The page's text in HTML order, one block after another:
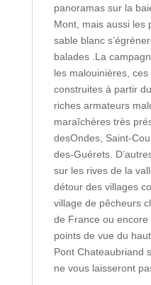
panoramas sur la
Mont, mais aussi les
sable blanc
balades .La
les malouinières,
construites à partir
riches armateurs
maraîchères très
desOndes, Saint-
des-Guérets.
sur les rives de la
détour des villages
village de pêcheurs
de France ou
points de vue du
Pont Chateaubriand
ne vous laisseront